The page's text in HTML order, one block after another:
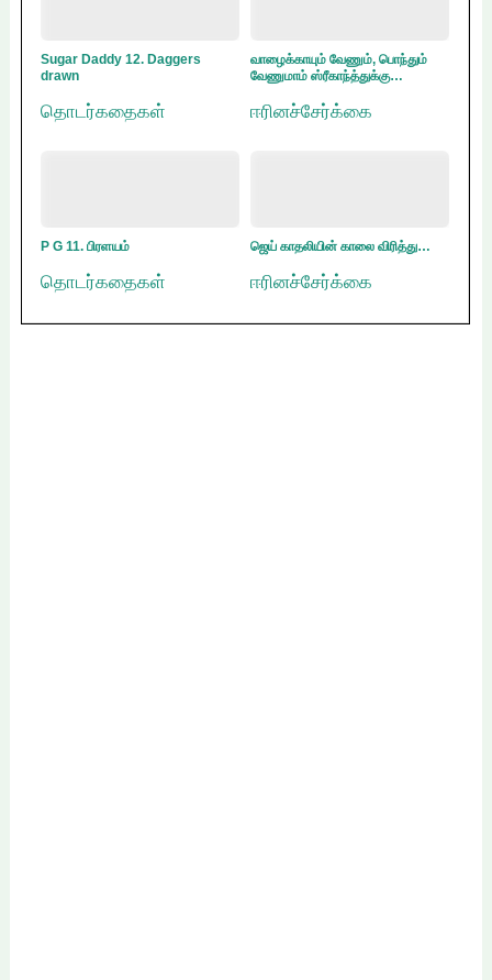
Sugar Daddy 12. Daggers
drawn
தொடர்கதைகள்
வாழைக்காயும் வேணும், பொந்தும்
வேணுமாம் ஸ்ரீகாந்த்துக்கு…
ஈரினச்சேர்க்கை
P G 11. பிரளயம்
தொடர்கதைகள்
ஜெய் காதலியின் காலை விரித்து…
ஈரினச்சேர்க்கை